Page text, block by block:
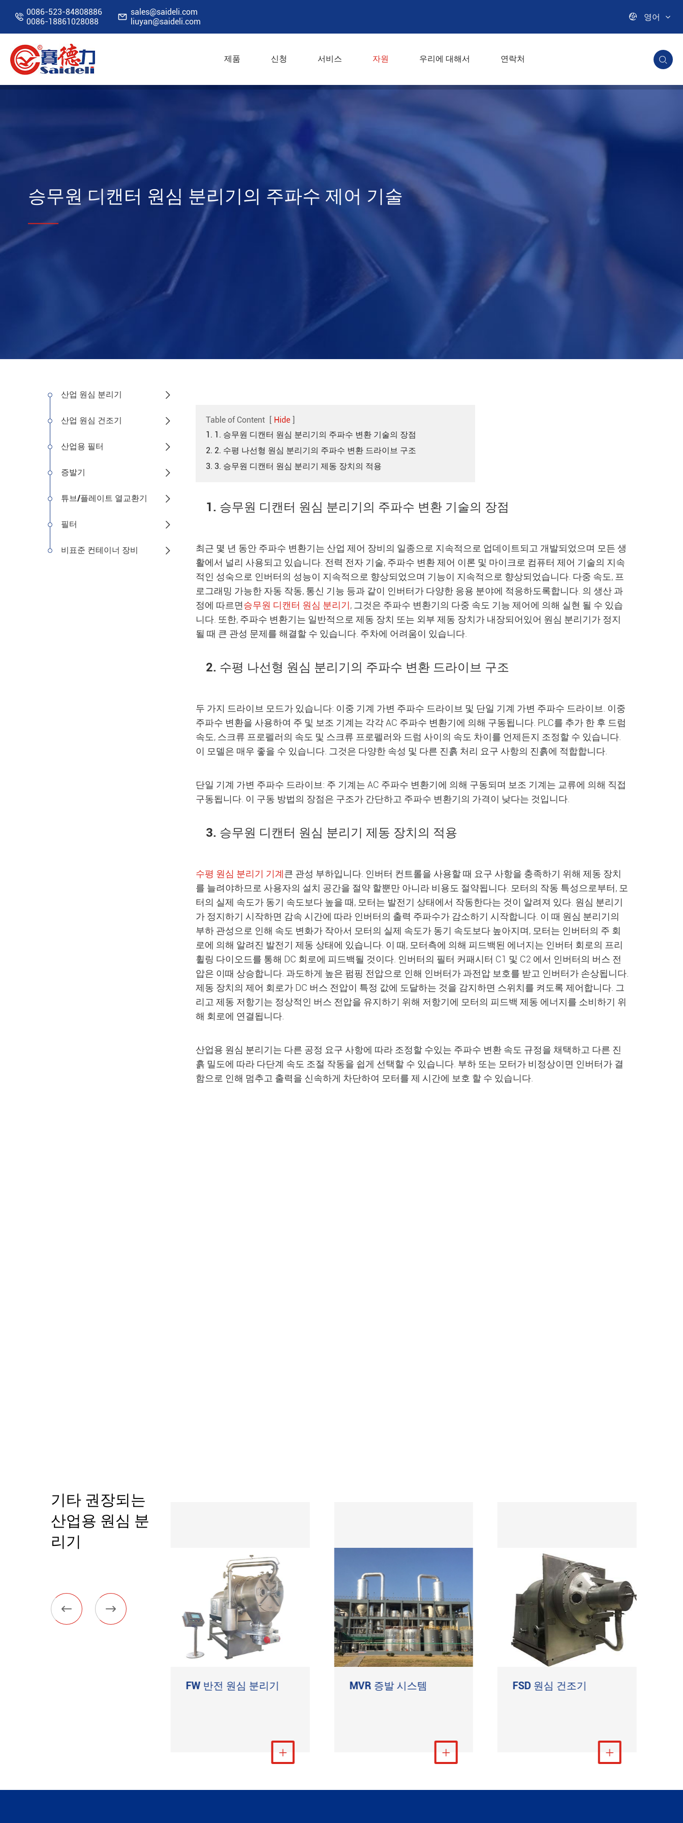
 0086-523-84808886
0086-18861028088
 sales@saideli.com
liuyan@saideli.com
 영어
제품 신청 서비스 자원 우리에 대해서 연락처 
홈 자원 블로그
승무원 디캔터 원심 분리기의 주파수 제어 기술
산업 원심 분리기 
산업 원심 건조기 
산업용 필터 
증발기 
튜브/플레이트 열교환기 
필터 
비표준 컨테이너 장비 
Table of Content [ Hide ]
1. 1. 승무원 디캔터 원심 분리기의 주파수 변환 기술의 장점
2. 2. 수평 나선형 원심 분리기의 주파수 변환 드라이브 구조
3. 3. 승무원 디캔터 원심 분리기 제동 장치의 적용
1. 승무원 디캔터 원심 분리기의 주파수 변환 기술의 장점
최근 몇 년 동안 주파수 변환기는 산업 제어 장비의 일종으로 지속적으로 업데이트되고 개발되었으며 모든 생
활에서 널리 사용되고 있습니다. 전력 전자 기술, 주파수 변환 제어 이론 및 마이크로 컴퓨터 제어 기술의 지속
적인 성숙으로 인버터의 성능이 지속적으로 향상되었으며 기능이 지속적으로 향상되었습니다. 다중 속도, 프
로그래밍 가능한 자동 작동, 통신 기능 등과 같이 인버터가 다양한 응용 분야에 적응하도록합니다. 의 생산 과
정에 따르면승무원 디캔터 원심 분리기, 그것은 주파수 변환기의 다중 속도 기능 제어에 의해 실현 될 수 있습
니다. 또한, 주파수 변환기는 일반적으로 제동 장치 또는 외부 제동 장치가 내장되어있어 원심 분리기가 정지
될 때 큰 관성 문제를 해결할 수 있습니다. 주차에 어려움이 있습니다.
2. 수평 나선형 원심 분리기의 주파수 변환 드라이브 구조
두 가지 드라이브 모드가 있습니다: 이중 기계 가변 주파수 드라이브 및 단일 기계 가변 주파수 드라이브. 이중
주파수 변환을 사용하여 주 및 보조 기계는 각각 AC 주파수 변환기에 의해 구동됩니다. PLC를 추가 한 후 드럼
속도, 스크류 프로펠러의 속도 및 스크류 프로펠러와 드럼 사이의 속도 차이를 언제든지 조정할 수 있습니다.
이 모델은 매우 좋을 수 있습니다. 그것은 다양한 속성 및 다른 진흙 처리 요구 사항의 진흙에 적합합니다.
단일 기계 가변 주파수 드라이브: 주 기계는 AC 주파수 변환기에 의해 구동되며 보조 기계는 교류에 의해 직접
구동됩니다. 이 구동 방법의 장점은 구조가 간단하고 주파수 변환기의 가격이 낮다는 것입니다.
3. 승무원 디캔터 원심 분리기 제동 장치의 적용
수평 원심 분리기 기계큰 관성 부하입니다. 인버터 컨트롤을 사용할 때 요구 사항을 충족하기 위해 제동 장치
를 늘려야하므로 사용자의 설치 공간을 절약 할뿐만 아니라 비용도 절약됩니다. 모터의 작동 특성으로부터, 모
터의 실제 속도가 동기 속도보다 높을 때, 모터는 발전기 상태에서 작동한다는 것이 알려져 있다. 원심 분리기
가 정지하기 시작하면 감속 시간에 따라 인버터의 출력 주파수가 감소하기 시작합니다. 이 때 원심 분리기의
부하 관성으로 인해 속도 변화가 작아서 모터의 실제 속도가 동기 속도보다 높아지며, 모터는 인버터의 주 회
로에 의해 알려진 발전기 제동 상태에 있습니다. 이 때, 모터측에 의해 피드백된 에너지는 인버터 회로의 프리
휠링 다이오드를 통해 DC 회로에 피드백될 것이다. 인버터의 필터 커패시터 C1 및 C2 에서 인버터의 버스 전
압은 이때 상승합니다. 과도하게 높은 펌핑 전압으로 인해 인버터가 과전압 보호를 받고 인버터가 손상됩니다.
제동 장치의 제어 회로가 DC 버스 전압이 특정 값에 도달하는 것을 감지하면 스위치를 켜도록 제어합니다. 그
리고 제동 저항기는 정상적인 버스 전압을 유지하기 위해 저항기에 모터의 피드백 제동 에너지를 소비하기 위
해 회로에 연결됩니다.
산업용 원심 분리기는 다른 공정 요구 사항에 따라 조정할 수있는 주파수 변환 속도 규정을 채택하고 다른 진
흙 밀도에 따라 다단계 속도 조절 작동을 쉽게 선택할 수 있습니다. 부하 또는 모터가 비정상이면 인버터가 결
함으로 인해 멈추고 출력을 신속하게 차단하여 모터를 제 시간에 보호 할 수 있습니다.
기타 권장되는
산업용 원심 분
리기
 
FW 반전 원심 분리기
더 보기

MVR 증발 시스템
더 보기

FSD 원심 건조기
더 보기
